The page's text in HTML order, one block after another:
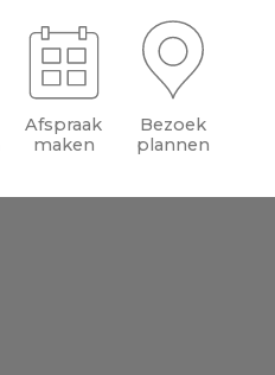
Afspraak
maken
Bezoek
plannen